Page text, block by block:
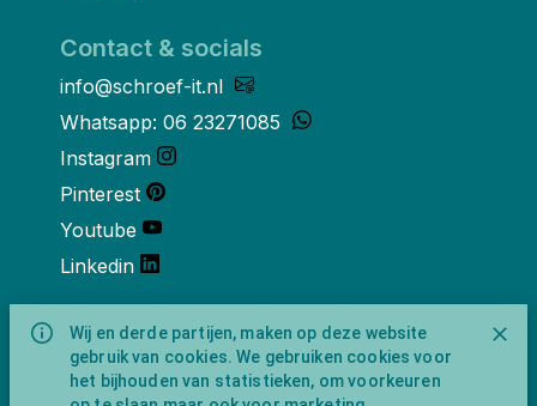
Wij en derde partijen, maken op deze website
gebruik van cookies. We gebruiken cookies voor
het bijhouden van statistieken, om voorkeuren
Contact & socials
info@schroef-it.nl
Whatsapp: 06 23271085
Instagram
Pinterest
Youtube
Linkedin
Over ons
Schroef-it is een handelsnaam van
NewFeather B.V. geregisteerd onder KVK